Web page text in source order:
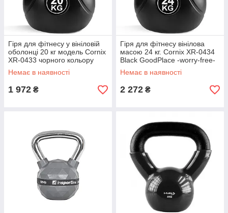
Гіря для фітнесу у вініловій
оболонці 20 кг модель Cornix
XR-0433 чорного кольору
GoodPlace -worry-free-
shopping-
Немає в наявності
1 972 ₴
Гіря для фітнесу вінілова
масою 24 кг. Cornix XR-0434
Black GoodPlace -worry-free-
shopping-
Немає в наявності
2 272 ₴